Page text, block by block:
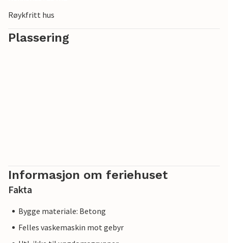
sykling (20 km med stier), tennis, golf. Det er marked på
Røykfritt hus
Plassering
Informasjon om feriehuset
Fakta
Bygge materiale: Betong
Felles vaskemaskin mot gebyr